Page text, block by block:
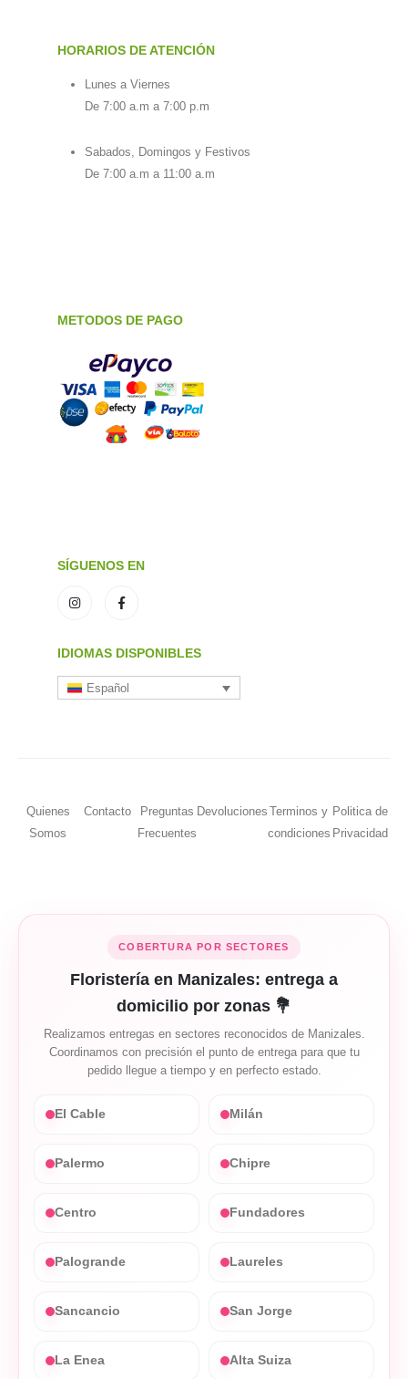
HORARIOS DE ATENCIÓN
Lunes a Viernes
De 7:00 a.m a 7:00 p.m
Sabados, Domingos y Festivos
De 7:00 a.m a 11:00 a.m
METODOS DE PAGO
SÍGUENOS EN
IDIOMAS DISPONIBLES
Español
Quienes
Somos
Contacto
Preguntas
Frecuentes
Devoluciones Terminos y
condiciones
Politica de
Privacidad
COBERTURA POR SECTORES
Floristería en Manizales: entrega a
domicilio por zonas 💐
Realizamos entregas en sectores reconocidos de Manizales.
Coordinamos con precisión el punto de entrega para que tu
pedido llegue a tiempo y en perfecto estado.
El Cable Milán
Palermo Chipre
Centro Fundadores
Palogrande Laureles
Sancancio San Jorge
La Enea Alta Suiza